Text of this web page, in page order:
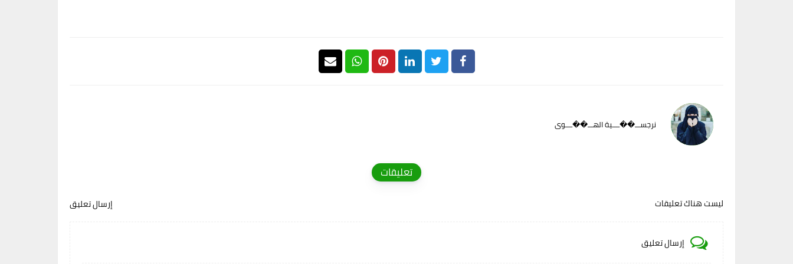
نرجســـ��ــــية الهـــ��ــــوى
تعليقات
ليست هناك تعليقات إرسال تعليق
إرسال تعليق